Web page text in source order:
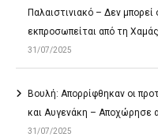
Παλαιστινιακό – Δεν μπορεί
εκπροσωπείται από τη Χαμάς
31/07/2025
Βουλή: Απορρίφθηκαν οι
και Αυγενάκη – Αποχώρησε
31/07/2025